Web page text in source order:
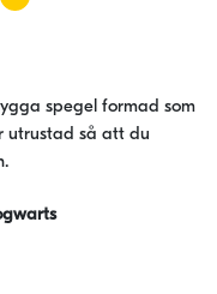
spegel formad som
utrustad så att du